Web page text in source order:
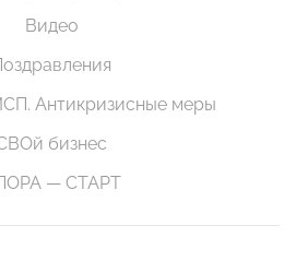
Видео
Антикризисные меры
бизнес
— СТАРТ